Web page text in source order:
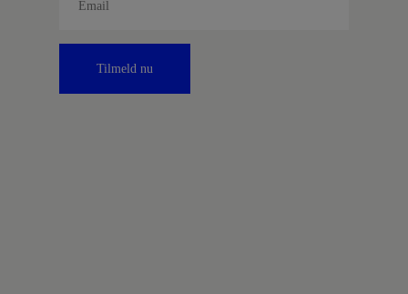
Tilmeld nu